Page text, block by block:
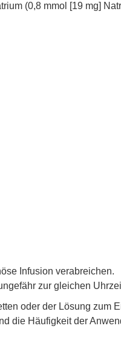
(0,8 mmol [19 mg]
Infusion verabreichen.
zur gleichen
oder der Lösung zum
die Häufigkeit der